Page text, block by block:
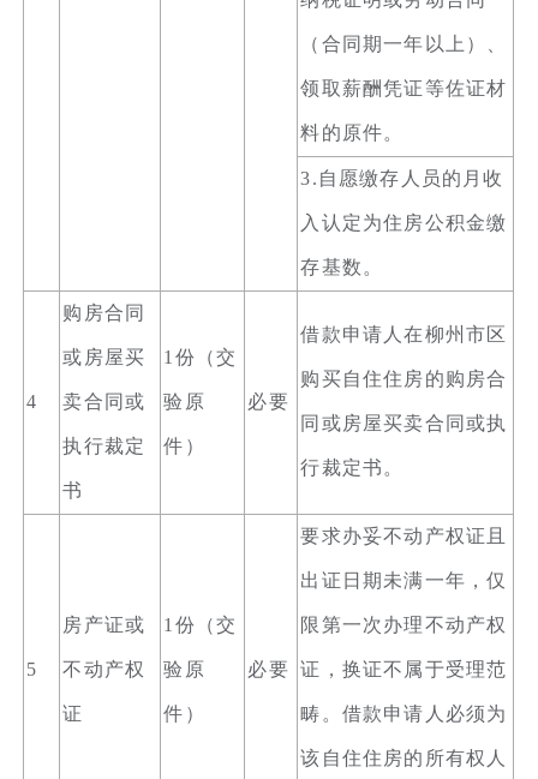
（合同期一年以上）、
领取薪酬凭证等佐证材
料的原件。
3.自愿缴存人员的月收
入认定为住房公积金缴
存基数。
4
购房合同
或房屋买
卖合同或
执行裁定
书
1份（交
验原
件）
必要
借款申请人在柳州市区
购买自住住房的购房合
同或房屋买卖合同或执
行裁定书。
5
房产证或
不动产权
证
1份（交
验原
件）
必要
要求办妥不动产权证且
出证日期未满一年，仅
限第一次办理不动产权
证，换证不属于受理范
畴。借款申请人必须为
该自住住房的所有权人